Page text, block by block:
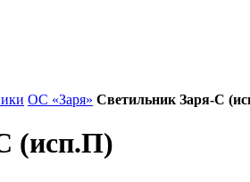
ОС «Заря» Светильник Заря-С
(исп.П)